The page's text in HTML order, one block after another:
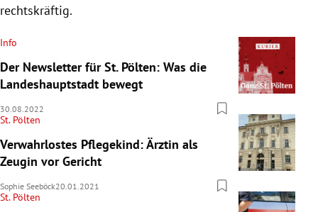
rechtskräftig.
Info
Der Newsletter für St. Pölten: Was die
Landeshauptstadt bewegt
30.08.2022
St. Pölten
Verwahrlostes Pflegekind: Ärztin als
Zeugin vor Gericht
Sophie Seeböck20.01.2021
St. Pölten